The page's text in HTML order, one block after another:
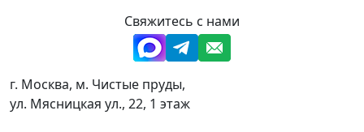
Свяжитесь с нами
г. Москва, м. Чистые пруды,
ул. Мясницкая ул., 22, 1 этаж